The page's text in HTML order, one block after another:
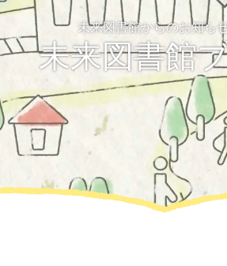
未来図書館からのお知ら
未来図書館